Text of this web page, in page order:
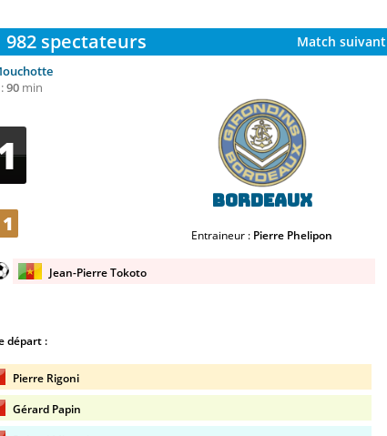
982 spectateurs Match suivant
90min
1
Bordeaux
Entraineur : Pierre Phelipon
Jean-Pierre Tokoto
départ :
Pierre Rigoni
Gérard Papin